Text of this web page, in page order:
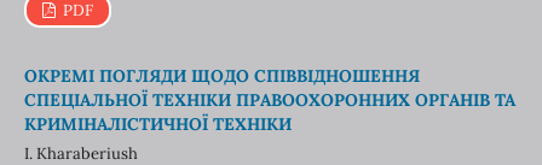
PDF
ОКРЕМІ ПОГЛЯДИ ЩОДО СПІВВІДНОШЕННЯ
СПЕЦІАЛЬНОЇ ТЕХНІКИ ПРАВООХОРОННИХ ОРГАНІВ ТА
КРИМІНАЛІСТИЧНОЇ ТЕХНІКИ
I. Kharaberiush